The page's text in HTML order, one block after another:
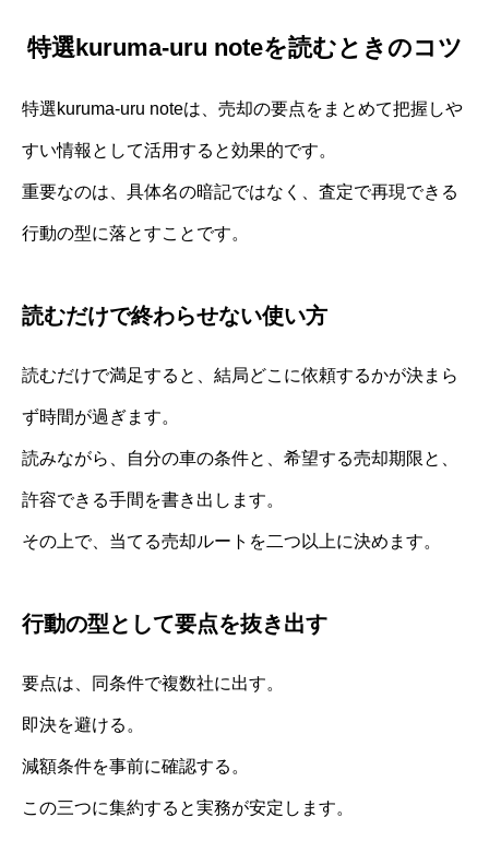
特選kuruma-uru noteを読むときのコツ
特選kuruma-uru noteは、売却の要点をまとめて把握しや
すい情報として活用すると効果的です。
重要なのは、具体名の暗記ではなく、査定で再現できる
行動の型に落とすことです。
読むだけで終わらせない使い方
読むだけで満足すると、結局どこに依頼するかが決まら
ず時間が過ぎます。
読みながら、自分の車の条件と、希望する売却期限と、
許容できる手間を書き出します。
その上で、当てる売却ルートを二つ以上に決めます。
行動の型として要点を抜き出す
要点は、同条件で複数社に出す。
即決を避ける。
減額条件を事前に確認する。
この三つに集約すると実務が安定します。